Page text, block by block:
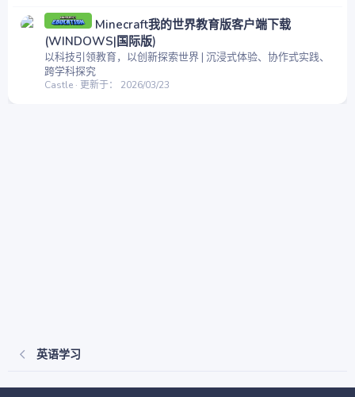
Minecraft我的世界教育版客户端下载
(WINDOWS|国际版)
以科技引领教育，以创新探索世界 | 沉浸式体验、协作式实践、
跨学科探究
Castle 更新于： 2026/03/23
英语学习